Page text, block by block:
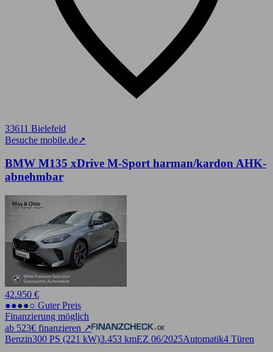
33611 Bielefeld
Besuche mobile.de➚
BMW M135 xDrive M-Sport harman/kardon AHK-
abnehmbar
42.950 €
●●●●○ Guter Preis
Finanzierung möglich
ab 523€ finanzieren ↗
Benzin300 PS (221 kW)3.453 kmEZ 06/2025Automatik4 Türen